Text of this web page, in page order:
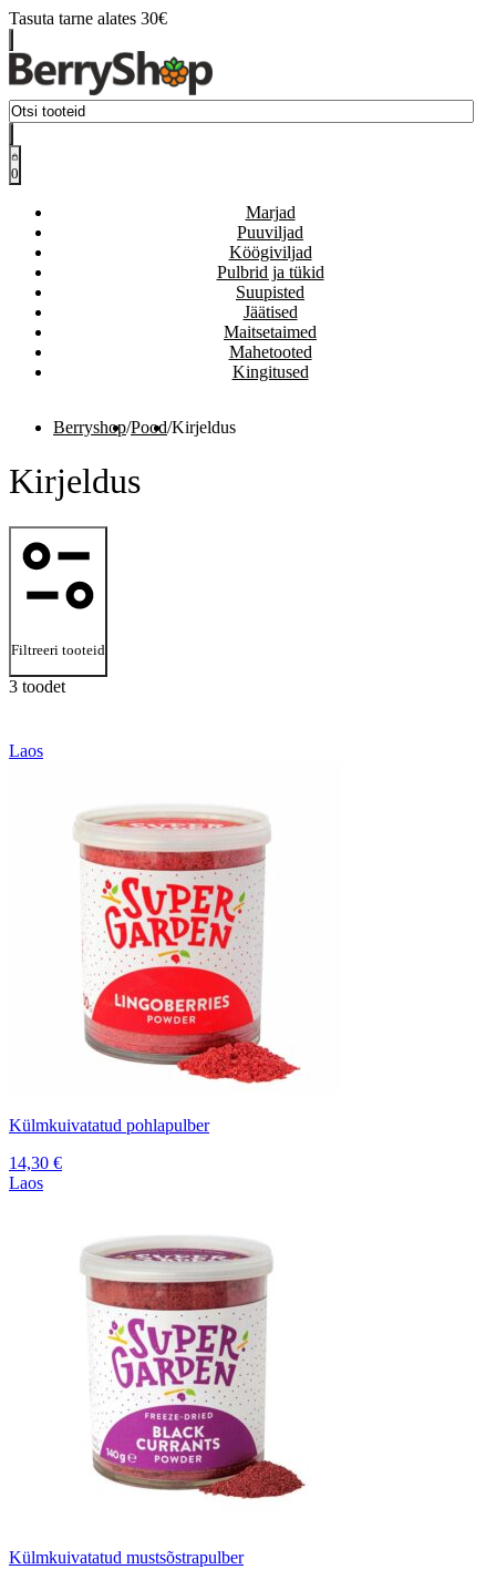
Tasuta tarne alates 30€
0
Marjad
Puuviljad
Köögiviljad
Pulbrid ja tükid
Suupisted
Jäätised
Maitsetaimed
Mahetooted
Kingitused
Berryshop/Pood/Kirjeldus
Kirjeldus
Filtreeri tooteid
3 toodet
Laos
Külmkuivatatud pohlapulber
14,30 €
Laos
Külmkuivatatud mustsõstrapulber